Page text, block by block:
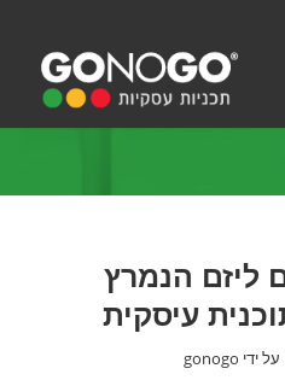
ליזם הנמרץ
עיסקית
על ידי gonogo